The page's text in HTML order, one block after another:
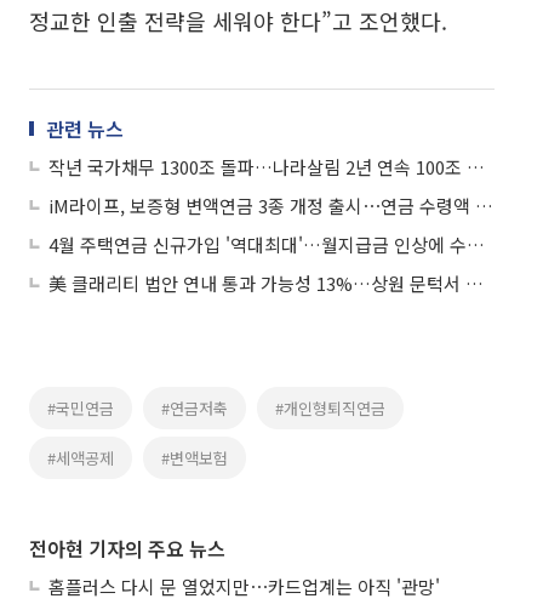
정교한 인출 전략을 세워야 한다”고 조언했다.
관련 뉴스
작년 국가채무 1300조 돌파…나라살림 2년 연속 100조 적자
iM라이프, 보증형 변액연금 3종 개정 출시⋯연금 수령액 9% 이상 확대
4월 주택연금 신규가입 '역대최대'…월지급금 인상에 수요 몰렸다
美 클래리티 법안 연내 통과 가능성 13%…상원 문턱서 제동
#국민연금 #연금저축 #개인형퇴직연금
#세액공제 #변액보험
전아현 기자의 주요 뉴스
홈플러스 다시 문 열었지만⋯카드업계는 아직 '관망'